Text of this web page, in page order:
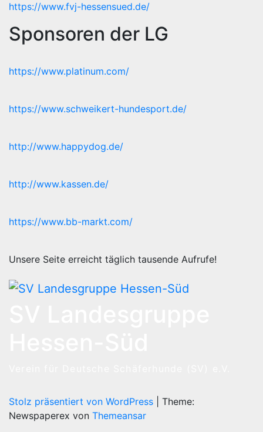
https://www.fvj-hessensued.de/
Sponsoren der LG
https://www.platinum.com/
https://www.schweikert-hundesport.de/
http://www.happydog.de/
http://www.kassen.de/
https://www.bb-markt.com/
Unsere Seite erreicht täglich tausende Aufrufe!
Stolz präsentiert von WordPress
Theme:
Newspaperex von Themeansar